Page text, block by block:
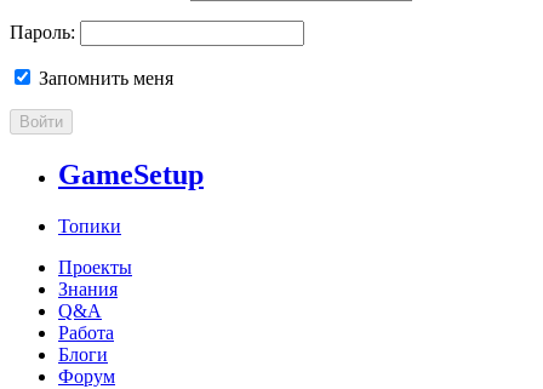
Пароль:
Запомнить меня
Войти
GameSetup
Топики
Проекты
Знания
Q&A
Работа
Блоги
Форум